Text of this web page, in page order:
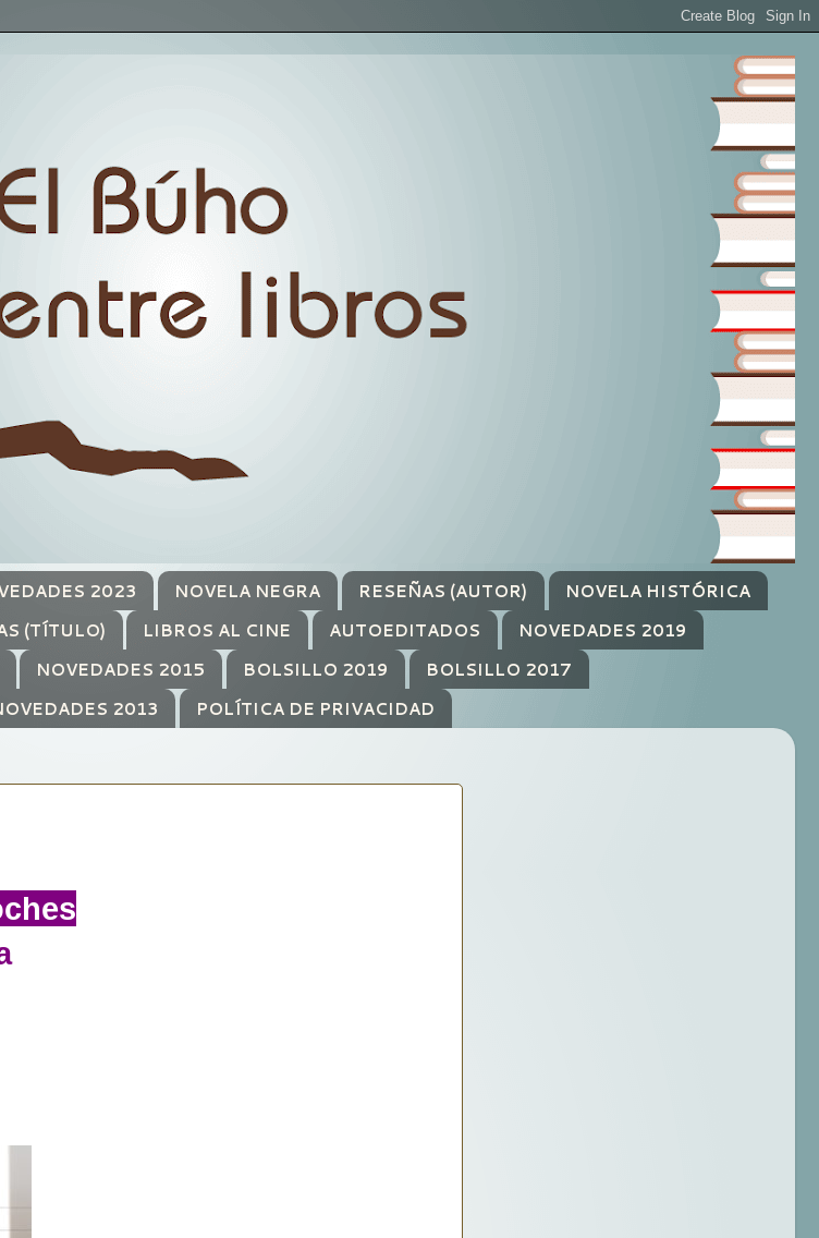
2023 NOVELA NEGRA RESEÑAS (AUTOR)
NOVELA HISTÓRICA
(TÍTULO) LIBROS AL CINE AUTOEDITADOS
NOVEDADES 2019
NOVEDADES 2015 BOLSILLO 2019
BOLSILLO 2017
2013 POLÍTICA DE PRIVACIDAD